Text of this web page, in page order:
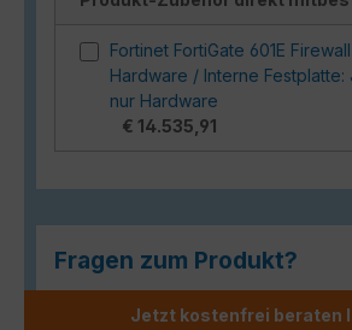
Fortinet FortiGate 601E
Hardware / Interne Festplatte:
nur Hardware
€ 14.535,91
Fragen zum Produkt?
Jetzt kostenfrei beraten